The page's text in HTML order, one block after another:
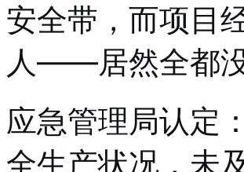
安全带，而项目
人——居然全都
应急管理局认定
全生产状况，未